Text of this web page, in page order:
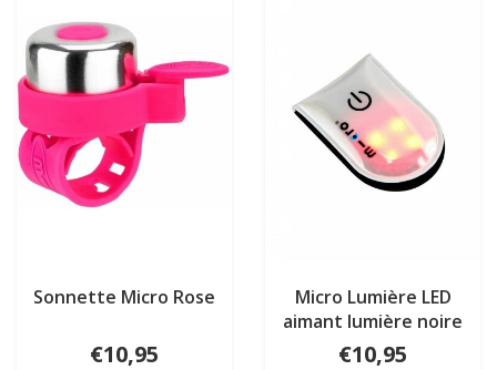
Sonnette Micro Rose
€10,95
Micro Lumière LED
aimant lumière noire
€10,95